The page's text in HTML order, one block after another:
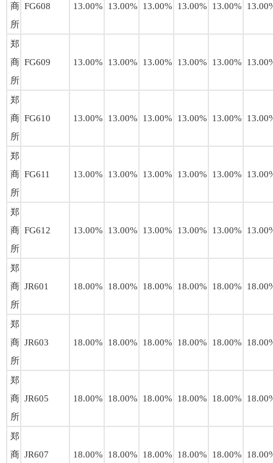
商
所
FG608 13.00% 13.00% 13.00% 13.00% 13.00%
郑
商
所
FG609 13.00% 13.00% 13.00% 13.00% 13.00%
郑
商
所
FG610 13.00% 13.00% 13.00% 13.00% 13.00%
郑
商
所
FG611 13.00% 13.00% 13.00% 13.00% 13.00%
郑
商
所
FG612 13.00% 13.00% 13.00% 13.00% 13.00%
郑
商
所
JR601 18.00% 18.00% 18.00% 18.00% 18.00%
郑
商
所
JR603 18.00% 18.00% 18.00% 18.00% 18.00%
郑
商
所
JR605 18.00% 18.00% 18.00% 18.00% 18.00%
郑
商 JR607 18.00% 18.00% 18.00% 18.00% 18.00%